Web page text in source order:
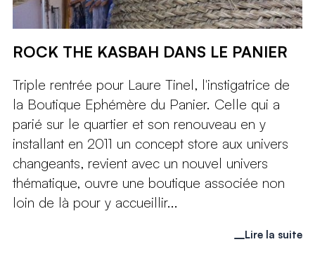
ROCK THE KASBAH DANS LE PANIER
Triple rentrée pour Laure Tinel, l'instigatrice de
la Boutique Ephémère du Panier. Celle qui a
parié sur le quartier et son renouveau en y
installant en 2011 un concept store aux univers
changeants, revient avec un nouvel univers
thématique, ouvre une boutique associée non
loin de là pour y accueillir...
Lire la suite